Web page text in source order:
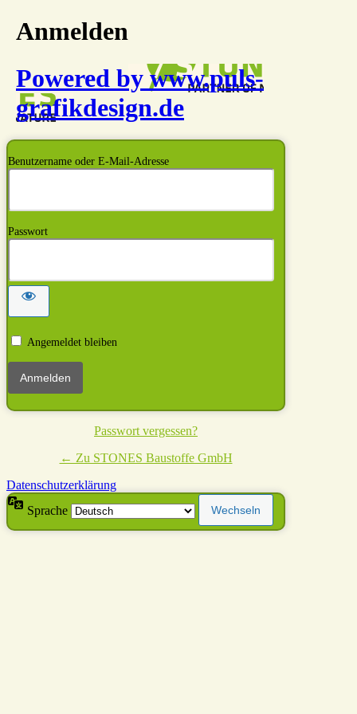
Anmelden
Powered by www.puls-
grafikdesign.de
Benutzername oder E-Mail-Adresse
Passwort
Angemeldet bleiben
Passwort vergessen?
← Zu STONES Baustoffe GmbH
Datenschutzerklärung
Sprache